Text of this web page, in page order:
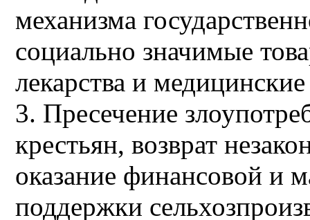
механизма
социально значимые
лекарства и
3. Пресечение
крестьян, возврат
оказание финансовой и
поддержки